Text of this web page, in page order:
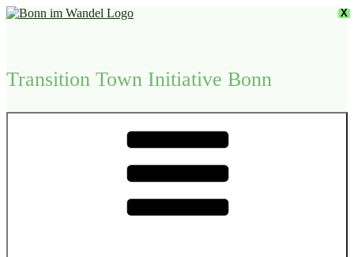
Zum
Transition Town Initiative Bonn
X